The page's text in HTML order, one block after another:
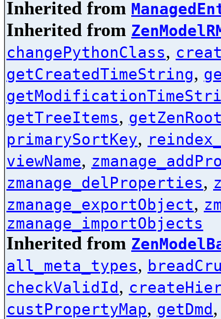
Inherited from
Inherited from
changePythonClass,
getCreatedTimeString,
getTreeItems,
primarySortKey,
viewName,
zmanage_delProperties,
zmanage_exportObject,
zmanage_importObjects
Inherited from
all_meta_types,
checkValidId ,
custPropertyMap, getDmd